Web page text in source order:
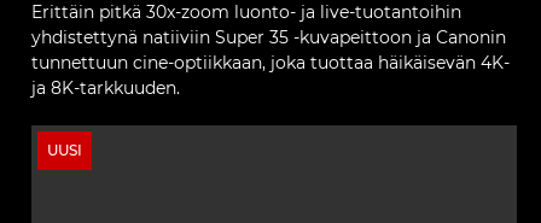
Erittäin pitkä 30x-zoom luonto- ja live-tuotantoihin
yhdistettynä natiiviin Super 35 -kuvapeittoon ja Canonin
tunnettuun cine-optiikkaan, joka tuottaa häikäisevän 4K-
ja 8K-tarkkuuden.
UUSI